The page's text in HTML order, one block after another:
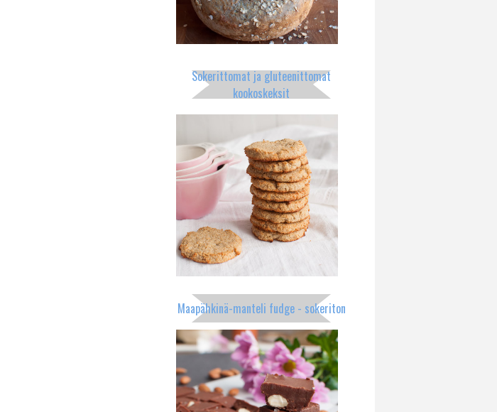
Sokerittomat ja gluteenittomat
kookoskeksit
Maapähkinä-manteli fudge - sokeriton